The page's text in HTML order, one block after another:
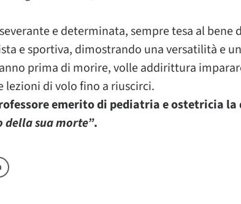
e determinata, sempre tesa al bene
e sportiva, dimostrando una versatilità e
prima di morire, volle addirittura
lezioni di volo fino a riuscirci.
emerito di pediatria e ostetricia la
della sua morte”.